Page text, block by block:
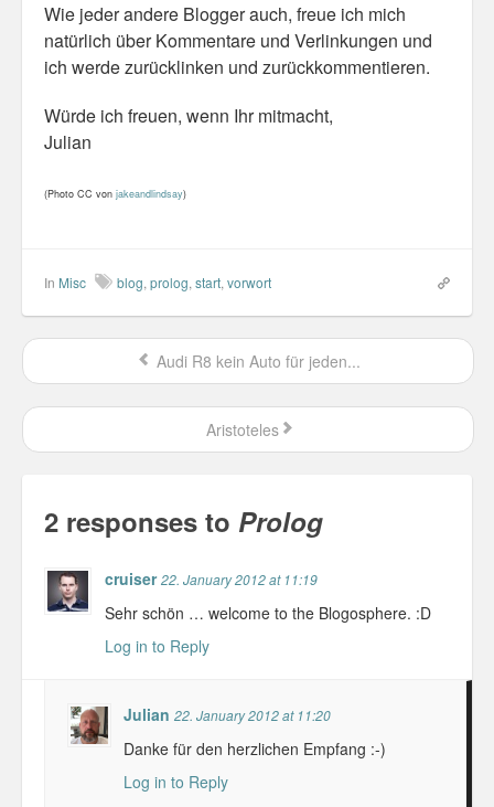
Wie jeder andere Blogger auch, freue ich mich
natürlich über Kommentare und Verlinkungen und
ich werde zurücklinken und zurückkommentieren.
Würde ich freuen, wenn Ihr mitmacht,
Julian
(Photo CC von jakeandlindsay)
In Misc blog, prolog, start, vorwort
Audi R8 kein Auto für jeden...
Aristoteles
2 responses to Prolog
cruiser 22. January 2012 at 11:19
Sehr schön … welcome to the Blogosphere. :D
Log in to Reply
Julian 22. January 2012 at 11:20
Danke für den herzlichen Empfang :-)
Log in to Reply